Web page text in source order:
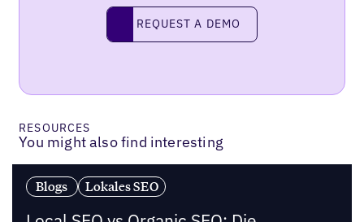
Request a demo
REQUEST A DEMO
RESOURCES
You might also find interesting
Blogs Lokales SEO